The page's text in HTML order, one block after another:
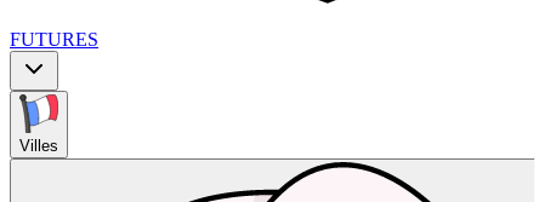
FUTURES
Villes